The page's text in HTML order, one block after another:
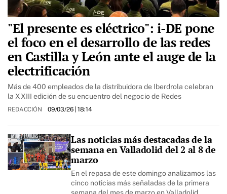
"El presente es eléctrico": i-DE pone
el foco en el desarrollo de las redes
en Castilla y León ante el auge de la
electrificación
Más de 400 empleados de la distribuidora de Iberdrola celebran
la XXIII edición de su encuentro del negocio de Redes
REDACCIÓN 09/03/26| 18:14
Las noticias más destacadas de la
semana en Valladolid del 2 al 8 de
marzo
En el repasa de este domingo analizamos las
cinco noticias más señaladas de la primera